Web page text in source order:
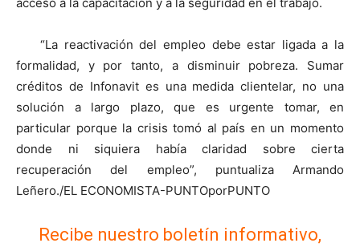
“La reactivación del empleo debe estar ligada a la
formalidad, y por tanto, a disminuir pobreza. Sumar
créditos de Infonavit es una medida clientelar, no una
solución a largo plazo, que es urgente tomar, en
particular porque la crisis tomó al país en un momento
donde ni siquiera había claridad sobre cierta
recuperación del empleo”, puntualiza Armando
Leñero./EL ECONOMISTA-PUNTOporPUNTO
Recibe nuestro boletín informativo,